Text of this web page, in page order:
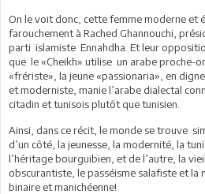
On le voit donc, cette femme moderne et
farouchement à Rached Ghannouchi,
parti islamiste Ennahdha. Et leur
que le «Cheikh» utilise un arabe proche-
«frériste», la jeune «passionaria», en
et moderniste, manie l’arabe dialectal
citadin et tunisois plutôt que tunisien.
Ainsi, dans ce récit, le monde se trouve
d’un côté, la jeunesse, la modernité, la
l’héritage bourguibien, et de l’autre, la
obscurantiste, le passéisme salafiste et
binaire et manichéenne!